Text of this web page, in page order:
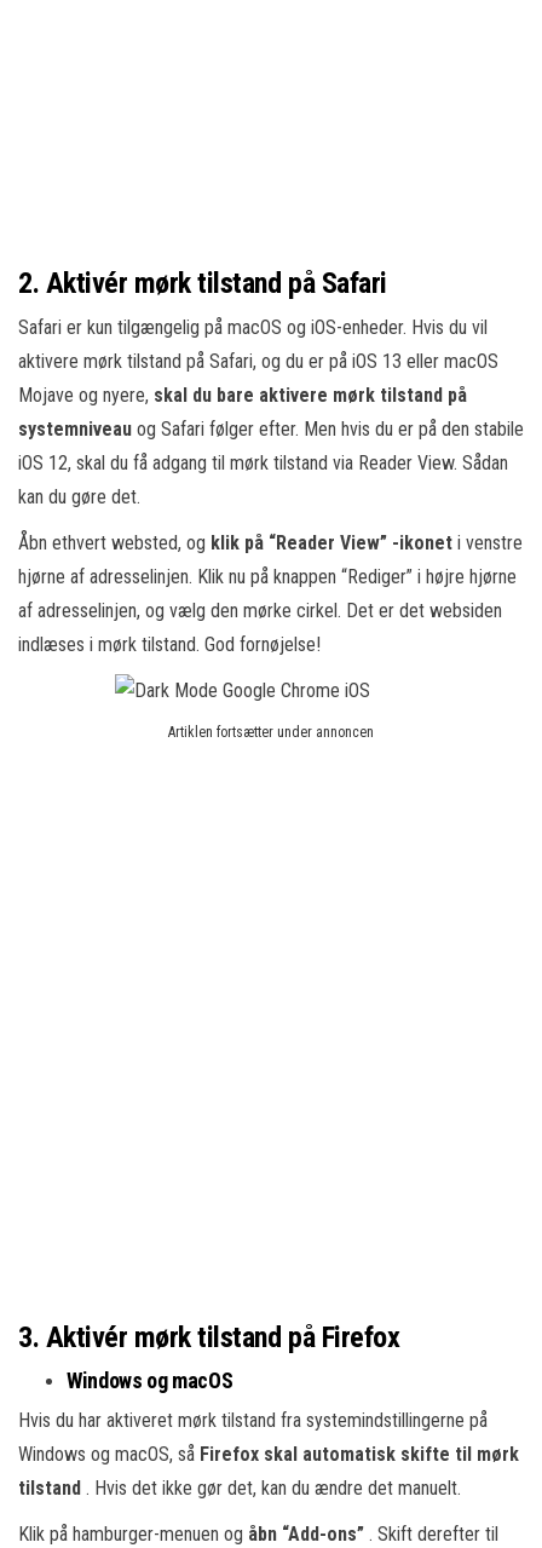
2. Aktivér mørk tilstand på Safari
Safari er kun tilgængelig på macOS og iOS-enheder. Hvis du vil
aktivere mørk tilstand på Safari, og du er på iOS 13 eller macOS
Mojave og nyere, skal du bare aktivere mørk tilstand på
systemniveau og Safari følger efter. Men hvis du er på den stabile
iOS 12, skal du få adgang til mørk tilstand via Reader View. Sådan
kan du gøre det.
Åbn ethvert websted, og klik på “Reader View” -ikonet i venstre
hjørne af adresselinjen. Klik nu på knappen “Rediger” i højre hjørne
af adresselinjen, og vælg den mørke cirkel. Det er det websiden
indlæses i mørk tilstand. God fornøjelse!
Artiklen fortsætter under annoncen
3. Aktivér mørk tilstand på Firefox
Windows og macOS
Hvis du har aktiveret mørk tilstand fra systemindstillingerne på
Windows og macOS, så Firefox skal automatisk skifte til mørk
tilstand . Hvis det ikke gør det, kan du ændre det manuelt.
Klik på hamburger-menuen og åbn “Add-ons” . Skift derefter til